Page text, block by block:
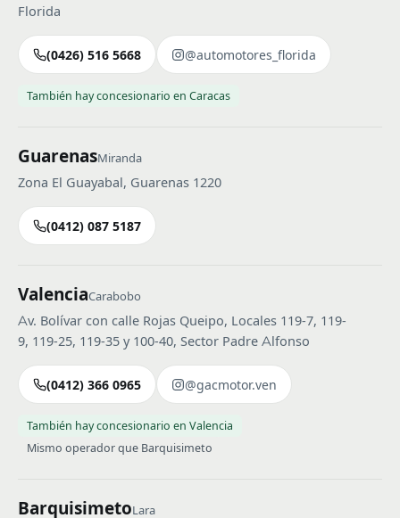
Florida
(0426) 516 5668 @automotores_florida
También hay concesionario en Caracas
GuarenasMiranda
Zona El Guayabal, Guarenas 1220
(0412) 087 5187
ValenciaCarabobo
Av. Bolívar con calle Rojas Queipo, Locales 119-7, 119-
9, 119-25, 119-35 y 100-40, Sector Padre Alfonso
(0412) 366 0965 @gacmotor.ven
También hay concesionario en Valencia
Mismo operador que Barquisimeto
BarquisimetoLara